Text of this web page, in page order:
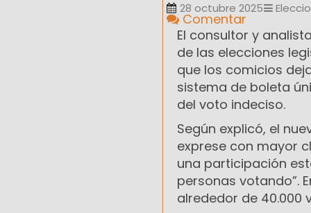
28 octubre 2025
Comentar
El consultor y
de las elecciones
que los comicios
sistema de boleta
del voto indeciso.
Según explicó, el
exprese con mayor
una participación
personas votando”.
alrededor de 40.000